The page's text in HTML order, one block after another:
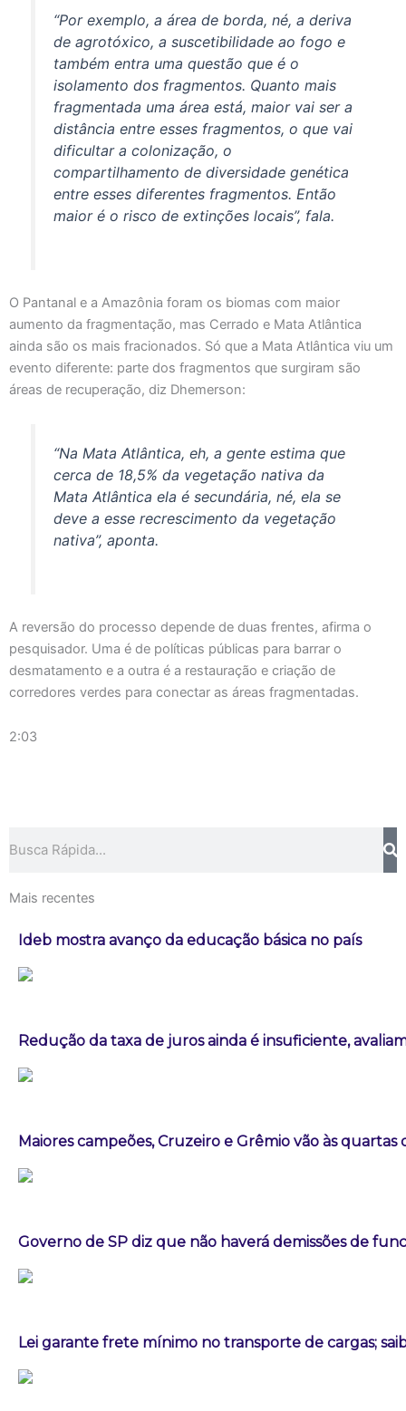
“Por exemplo, a área de borda, né, a deriva
de agrotóxico, a suscetibilidade ao fogo e
também entra uma questão que é o
isolamento dos fragmentos. Quanto mais
fragmentada uma área está, maior vai ser a
distância entre esses fragmentos, o que vai
dificultar a colonização, o
compartilhamento de diversidade genética
entre esses diferentes fragmentos. Então
maior é o risco de extinções locais”, fala.
O Pantanal e a Amazônia foram os biomas com maior
aumento da fragmentação, mas Cerrado e Mata Atlântica
ainda são os mais fracionados. Só que a Mata Atlântica viu um
evento diferente: parte dos fragmentos que surgiram são
áreas de recuperação, diz Dhemerson:
“Na Mata Atlântica, eh, a gente estima que
cerca de 18,5% da vegetação nativa da
Mata Atlântica ela é secundária, né, ela se
deve a esse recrescimento da vegetação
nativa”, aponta.
A reversão do processo depende de duas frentes, afirma o
pesquisador. Uma é de políticas públicas para barrar o
desmatamento e a outra é a restauração e criação de
corredores verdes para conectar as áreas fragmentadas.
2:03
Mais recentes
Ideb mostra avanço da educação básica no país
Redução da taxa de juros ainda é insuficiente,
Maiores campeões, Cruzeiro e Grêmio vão às quartas
Governo de SP diz que não haverá demissões de
Lei garante frete mínimo no transporte de cargas;